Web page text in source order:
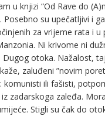
u knjizi “Od Rave do
su upečatljivi i
za vrijeme rata i
Ni krivome ni
Dugog otoka. Nažalost,
zaluđeni ”novim
komunisti ili fašisti,
zadarskoga zaleđa.
Stigli su čak do